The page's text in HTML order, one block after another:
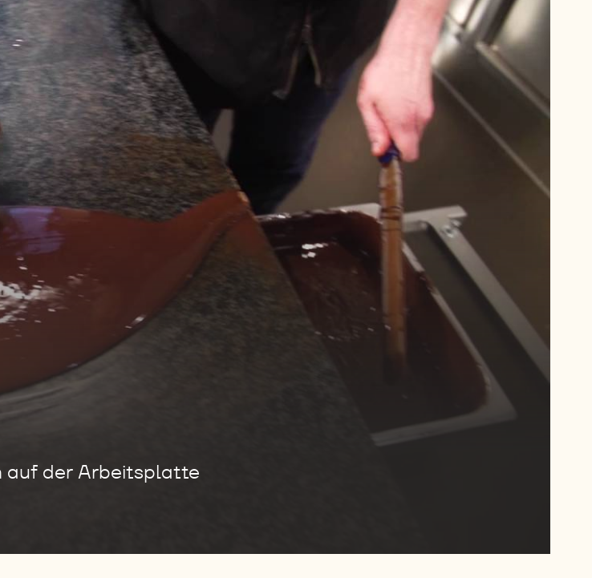
auf der Arbeitsplatte